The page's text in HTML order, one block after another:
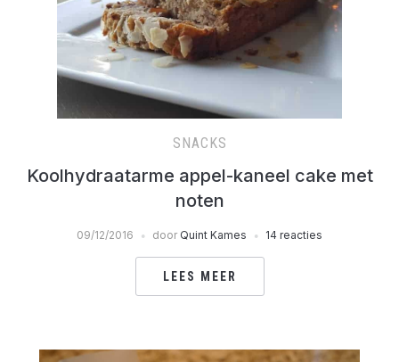
SNACKS
Koolhydraatarme appel-kaneel cake met
noten
09/12/2016 door Quint Kames 14 reacties
LEES MEER